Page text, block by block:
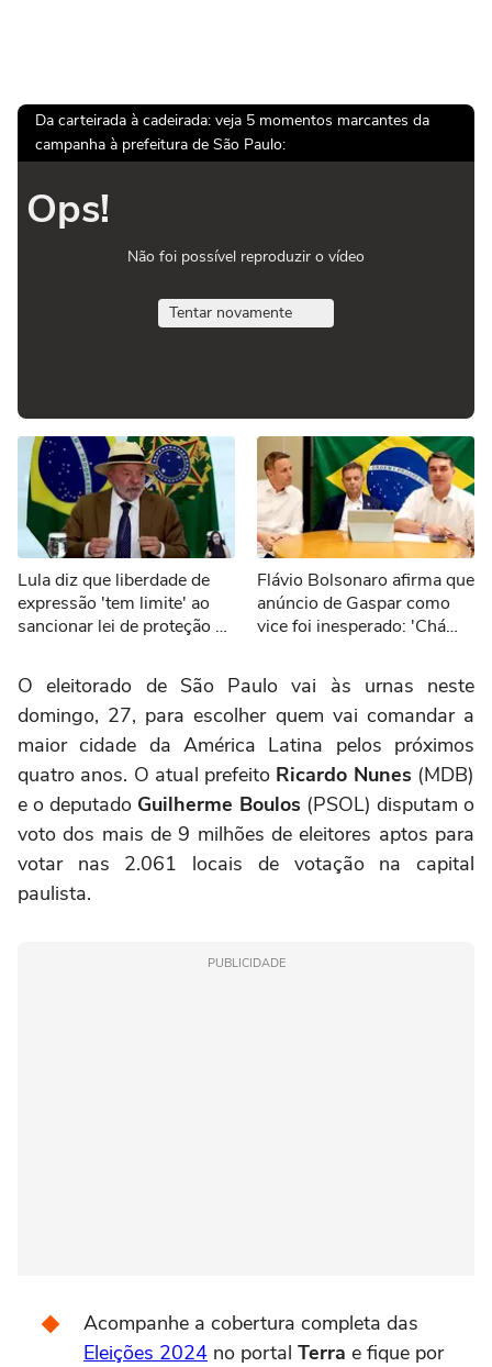
Da carteirada à cadeirada: veja 5 momentos marcantes da
campanha à prefeitura de São Paulo:
Ops!
Não foi possível reproduzir o vídeo
Tentar novamente
Lula diz que liberdade de
expressão 'tem limite' ao
sancionar lei de proteção a
Flávio Bolsonaro afirma que
anúncio de Gaspar como
vice foi inesperado: 'Chá
O eleitorado de São Paulo vai às urnas neste
domingo, 27, para escolher quem vai comandar a
maior cidade da América Latina pelos próximos
quatro anos. O atual prefeito Ricardo Nunes (MDB)
e o deputado Guilherme Boulos (PSOL) disputam o
voto dos mais de 9 milhões de eleitores aptos para
votar nas 2.061 locais de votação na capital
paulista.
PUBLICIDADE
Acompanhe a cobertura completa das
Eleições 2024 no portal Terra e fique por